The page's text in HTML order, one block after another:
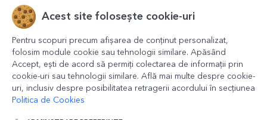
Acest site folosește cookie-uri
Pentru scopuri precum afișarea de conținut personalizat,
folosim module cookie sau tehnologii similare. Apăsând
Accept, ești de acord să permiți colectarea de informații prin
cookie-uri sau tehnologii similare. Află mai multe despre cookie-
uri, inclusiv despre posibilitatea retragerii acordului în secțiunea
Politica de Cookies